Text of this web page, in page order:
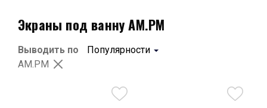
Экраны под ванну AM.PM
Выводить по
Популярности
AM.PM